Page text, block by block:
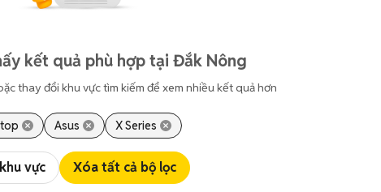
kết quả phù hợp tại Đắk Nông
thay đổi khu vực tìm kiếm để xem nhiều kết quả hơn
Asus X Series
vực Xóa tất cả bộ lọc